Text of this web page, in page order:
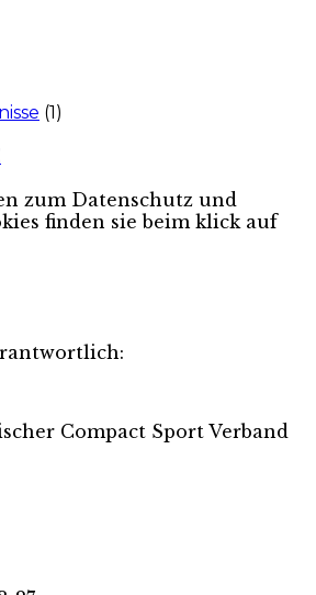
(1)
zum Datenschutz und
finden sie beim klick auf
Compact Sport Verband